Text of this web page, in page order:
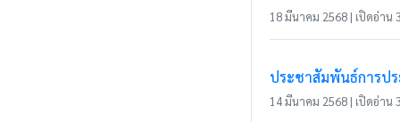
18 มีนาคม 2568 | เปิดอ่าน
ประชาสัมพันธ์การป
14 มีนาคม 2568 | เปิดอ่าน